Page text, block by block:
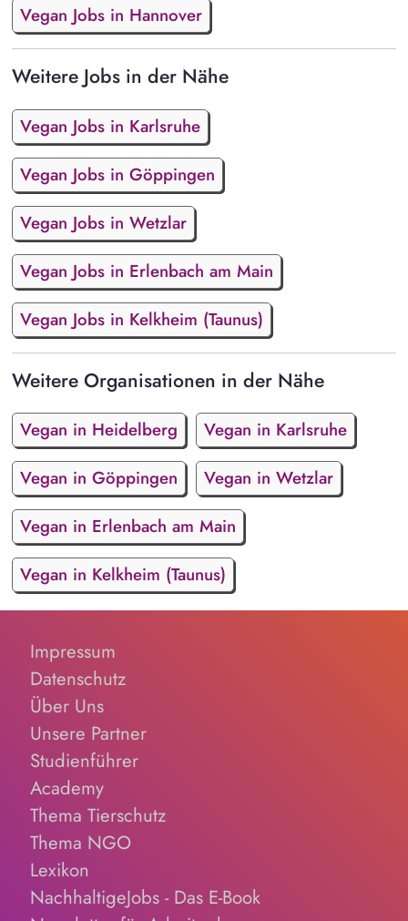
Vegan Jobs in Hannover
Weitere Jobs in der Nähe
Vegan Jobs in Karlsruhe
Vegan Jobs in Göppingen
Vegan Jobs in Wetzlar
Vegan Jobs in Erlenbach am Main
Vegan Jobs in Kelkheim (Taunus)
Weitere Organisationen in der Nähe
Vegan in Heidelberg
Vegan in Karlsruhe
Vegan in Göppingen
Vegan in Wetzlar
Vegan in Erlenbach am Main
Vegan in Kelkheim (Taunus)
Impressum
Datenschutz
Über Uns
Unsere Partner
Studienführer
Academy
Thema Tierschutz
Thema NGO
Lexikon
NachhaltigeJobs - Das E-Book